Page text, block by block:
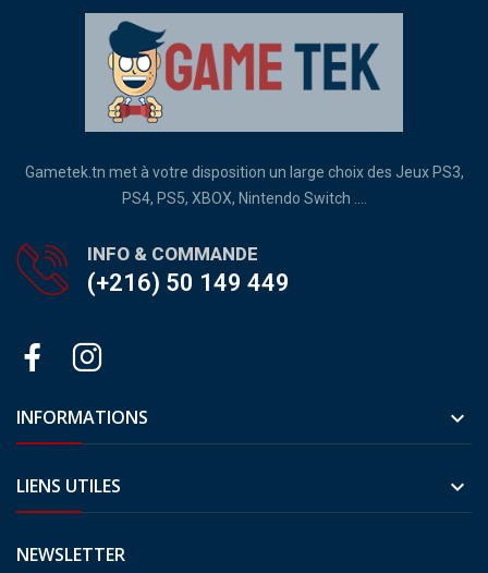
Gametek.tn met à votre disposition un large choix des Jeux PS3,
PS4, PS5, XBOX, Nintendo Switch ....
INFO & COMMANDE
(+216) 50 149 449
INFORMATIONS 
LIENS UTILES 
NEWSLETTER